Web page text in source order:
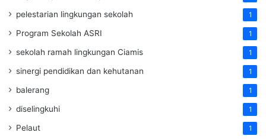
pelestarian lingkungan sekolah 1
Program Sekolah ASRI 1
sekolah ramah lingkungan Ciamis 1
sinergi pendidikan dan kehutanan 1
balerang 1
diselingkuhi 1
Pelaut 1